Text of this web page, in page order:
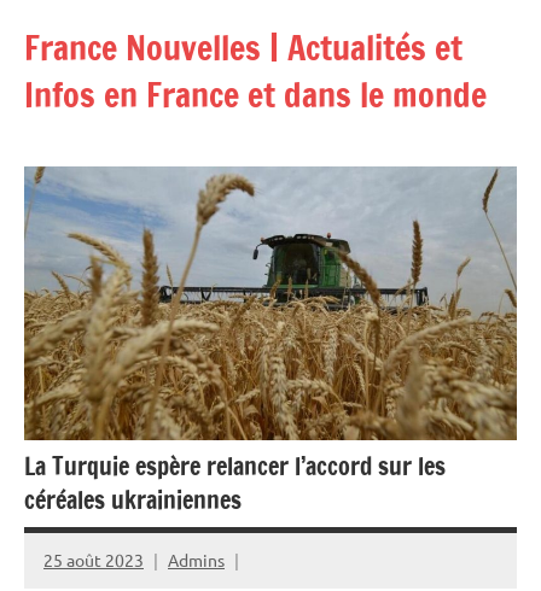
contenu
France Nouvelles | Actualités et
Infos en France et dans le monde
La Turquie espère relancer l’accord sur les
céréales ukrainiennes
25 août 2023 Admins